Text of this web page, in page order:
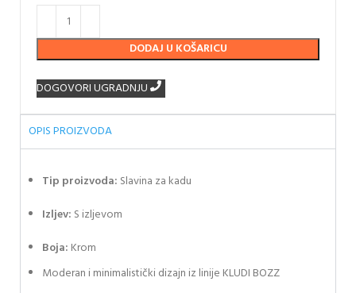
DODAJ U KOŠARICU
DOGOVORI UGRADNJU
OPIS PROIZVODA
Tip proizvoda: Slavina za kadu
Izljev: S izljevom
Boja: Krom
Moderan i minimalistički dizajn iz linije KLUDI BOZZ